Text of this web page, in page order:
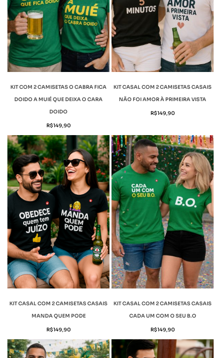
KIT COM 2 CAMISETAS O CABRA FICA
DOIDO A MUIÉ QUE DEIXA O CARA
DOIDO
R$149,90
KIT CASAL COM 2 CAMISETAS CASAIS
NÃO FOI AMOR À PRIMEIRA VISTA
R$149,90
KIT CASAL COM 2 CAMISETAS CASAIS
MANDA QUEM PODE
R$149,90
KIT CASAL COM 2 CAMISETAS CASAIS
CADA UM COM O SEU B.O
R$149,90